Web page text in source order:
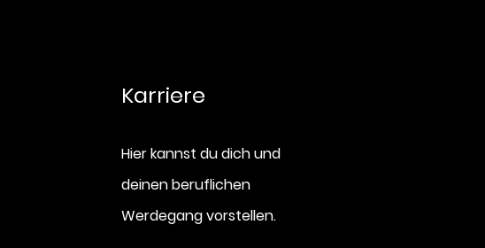
Karriere
Hier kannst du dich und
deinen beruflichen
Werdegang vorstellen.